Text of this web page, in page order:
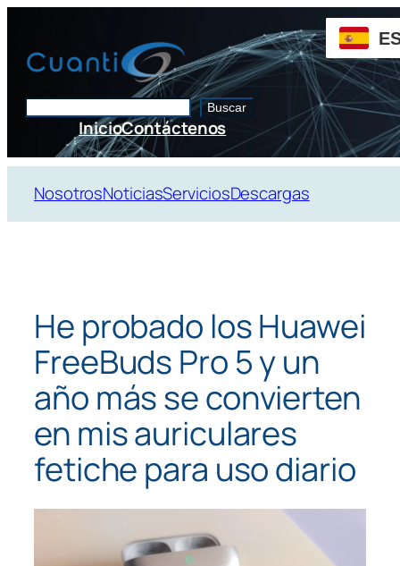
contenido
Buscar
Buscar
InicioContáctenos
NosotrosNoticiasServiciosDescargas
He probado los Huawei
FreeBuds Pro 5 y un
año más se convierten
en mis auriculares
fetiche para uso diario